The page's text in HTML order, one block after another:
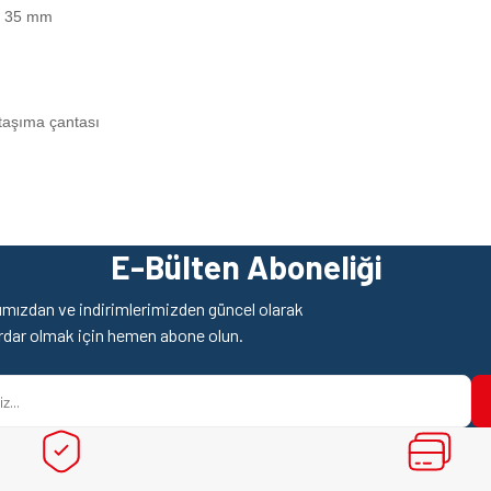
35 mm
çantası
Yorum Yaz
Soru Sor
E-Bülten Aboneliği
ve indirimlerimizden güncel olarak
olmak için hemen abone olun.